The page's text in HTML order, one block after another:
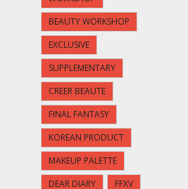
BEAUTY WORKSHOP
EXCLUSIVE
SUPPLEMENTARY
CREER BEAUTE
FINAL FANTASY
KOREAN PRODUCT
MAKEUP PALETTE
DEAR DIARY
FFXV